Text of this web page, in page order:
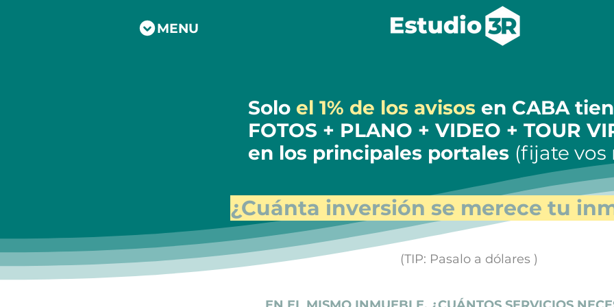
MENU
Solo el 1% de los avisos en CABA
FOTOS + PLANO + VIDEO + TOUR
en los principales portales (fijate
¿Cuánta inversión se merece tu
(TIP: Pasalo a dólares )